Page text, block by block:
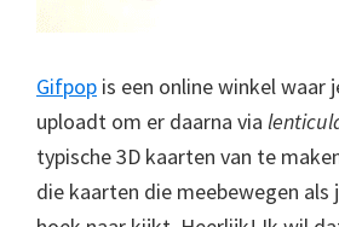
Gifpop is een online winkel waar
uploadt om er daarna via
typische 3D kaarten van te
die kaarten die meebewegen als